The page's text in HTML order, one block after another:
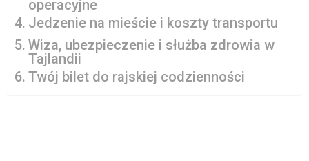
operacyjne
Jedzenie na mieście i koszty transportu
Wiza, ubezpieczenie i służba zdrowia w
Tajlandii
Twój bilet do rajskiej codzienności